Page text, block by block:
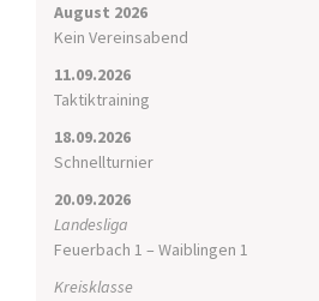
August 2026
Kein Vereinsabend
11.09.2026
Taktiktraining
18.09.2026
Schnellturnier
20.09.2026
Landesliga
Feuerbach 1 – Waiblingen 1
Kreisklasse